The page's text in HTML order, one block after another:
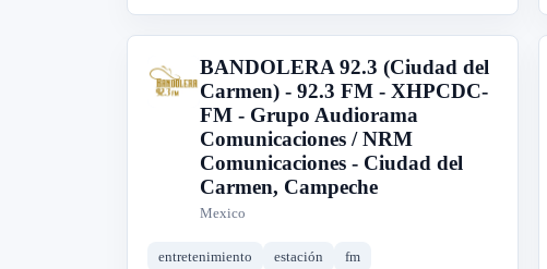
B
BANDOLERA 92.3 (Ciudad del
Carmen) - 92.3 FM - XHPCDC-
FM - Grupo Audiorama
Comunicaciones / NRM
Comunicaciones - Ciudad del
Carmen, Campeche
Mexico
entretenimiento estación fm